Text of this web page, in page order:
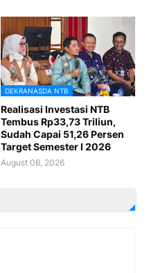
DEKRANASDA NTB
Realisasi Investasi NTB
Tembus Rp33,73 Triliun,
Sudah Capai 51,26 Persen
Target Semester I 2026
August 06, 2026